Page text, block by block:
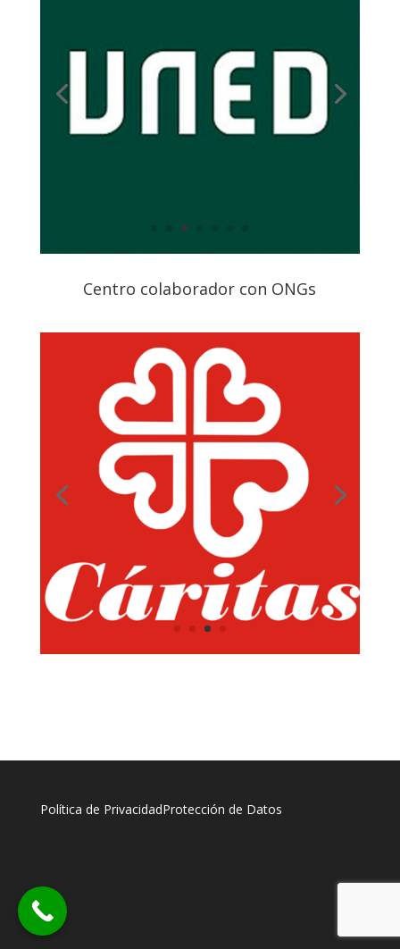
Centro colaborador con ONGs
Política de PrivacidadProtección de Datos